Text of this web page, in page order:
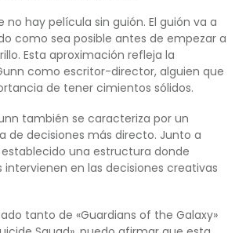
no hay película sin guión. El guión va a
como sea posible antes de empezar a
Esta aproximación refleja la
como escritor-director, alguien que
de tener cimientos sólidos.
también se caracteriza por un
de decisiones más directo. Junto a
establecido una estructura donde
intervienen en las decisiones creativas
tanto de «Guardians of the Galaxy»